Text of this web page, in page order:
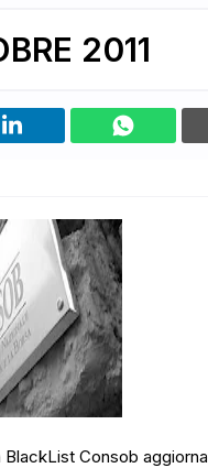
2011
Consob